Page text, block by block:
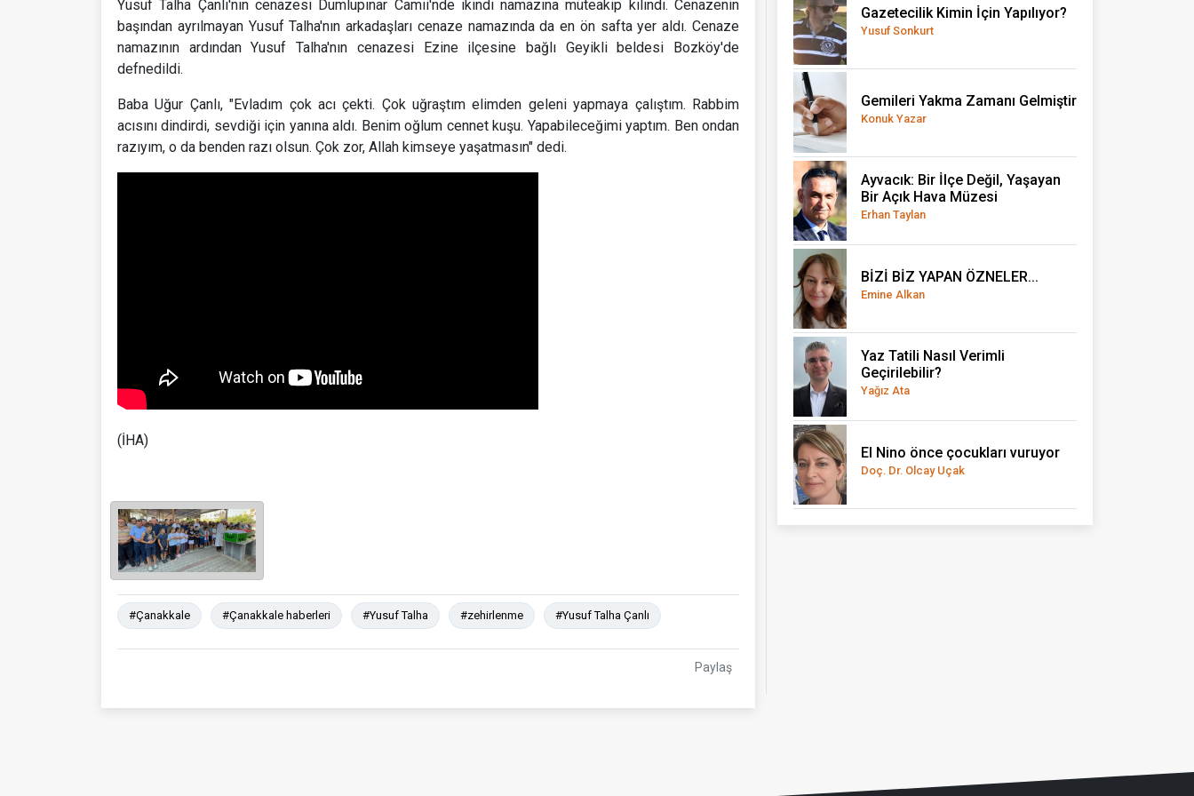
Yusuf Talha Çanlı'nın cenazesi Dumlupınar Camii'nde ikindi namazına müteakip kılındı. Cenazenin
başından ayrılmayan Yusuf Talha'nın arkadaşları cenaze namazında da en ön safta yer aldı. Cenaze
namazının ardından Yusuf Talha'nın cenazesi Ezine ilçesine bağlı Geyikli beldesi Bozköy'de
defnedildi.
Baba Uğur Çanlı, "Evladım çok acı çekti. Çok uğraştım elimden geleni yapmaya çalıştım. Rabbim
acısını dindirdi, sevdiği için yanına aldı. Benim oğlum cennet kuşu. Yapabileceğimi yaptım. Ben ondan
razıyım, o da benden razı olsun. Çok zor, Allah kimseye yaşatmasın" dedi.
(İHA)
#Çanakkale #Çanakkale haberleri #Yusuf Talha #zehirlenme #Yusuf Talha Çanlı
Paylaş
Gazetecilik Kimin İçin Yapılıyor?
Yusuf Sonkurt
Gemileri Yakma Zamanı Gelmiştir
Konuk Yazar
Ayvacık: Bir İlçe Değil, Yaşayan
Bir Açık Hava Müzesi
Erhan Taylan
BİZİ BİZ YAPAN ÖZNELER...
Emine Alkan
Yaz Tatili Nasıl Verimli
Geçirilebilir?
Yağız Ata
El Nino önce çocukları vuruyor
Doç. Dr. Olcay Uçak